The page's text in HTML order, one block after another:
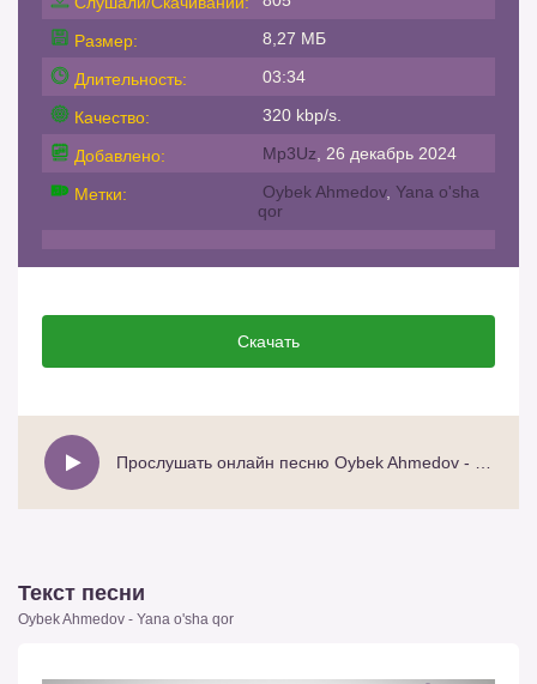
Размер: 8,27 МБ
Длительность: 03:34
Качество: 320 kbp/s.
Добавлено: Mp3Uz , 26 декабрь 2024
Метки: Oybek Ahmedov, Yana o'sha
qor
Скачать
Текст песни
Oybek Ahmedov - Yana o'sha qor